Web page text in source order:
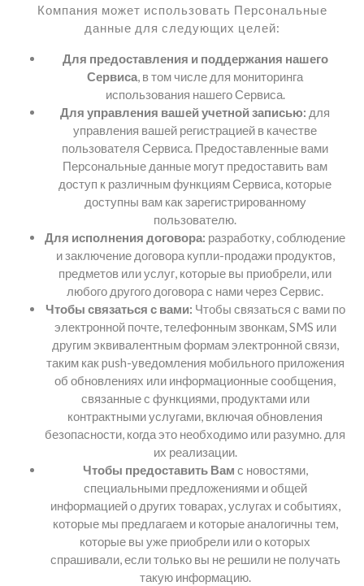
Компания может использовать Персональные
данные для следующих целей:
Для предоставления и поддержания нашего
Сервиса, в том числе для мониторинга
использования нашего Сервиса.
Для управления вашей учетной записью: для
управления вашей регистрацией в качестве
пользователя Сервиса. Предоставленные вами
Персональные данные могут предоставить вам
доступ к различным функциям Сервиса, которые
доступны вам как зарегистрированному
пользователю.
Для исполнения договора: разработку, соблюдение
и заключение договора купли-продажи продуктов,
предметов или услуг, которые вы приобрели, или
любого другого договора с нами через Сервис.
Чтобы связаться с вами: Чтобы связаться с вами по
электронной почте, телефонным звонкам, SMS или
другим эквивалентным формам электронной связи,
таким как push-уведомления мобильного приложения
об обновлениях или информационные сообщения,
связанные с функциями, продуктами или
контрактными услугами, включая обновления
безопасности, когда это необходимо или разумно. для
их реализации.
Чтобы предоставить Вам с новостями,
специальными предложениями и общей
информацией о других товарах, услугах и событиях,
которые мы предлагаем и которые аналогичны тем,
которые вы уже приобрели или о которых
спрашивали, если только вы не решили не получать
такую ​​информацию.